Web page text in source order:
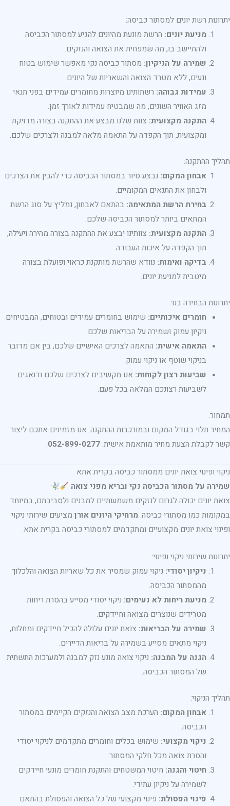
יתרונות רשת יונים למסתור כביסה:
מניעת יונים: הרשת מונעת מהיונים להגיע למסתור הכביסה
ולהתיישב בו, מה שמפחית את הצואה והנזקים.
שמירה על הניקיון: מסתור כביסה נקי מאפשר שימוש בטוח
ונעים, ללא מטרד הצואה והשאריות של היונים.
עמידות גבוהה: רשתותינו מיוצרות מחומרים עמידים בפני תנאי
מזג האוויר השונים, מה שמבטיח עמידות לאורך זמן.
התקנה מקצועית: צוות שלנו מבצע את ההתקנה בצורה מדויקת
ומקצועית, תוך הקפדה על התאמה מלאה למבנה ולצרכים שלכם.
תהליך ההתקנה:
אבחון המקום: נבצע סיור במסתור הכביסה כדי להבין את הצרכים
ולבחון את התנאים המקומיים.
בחירת הרשת המתאימה: בהתאם לאבחון, נמליץ על סוג הרשת
המתאים ביותר למסתור הכביסה שלכם.
התקנה מקצועית: צוותינו יבצע את ההתקנה בצורה מהירה ויעילה,
תוך הקפדה על איכות העבודה.
בדיקה ואימות: נוודא שהרשת מותקנת כראוי ופועלת בצורה
מיטבית למניעת יונים.
יתרונות הבחירה בנו:
חומרים איכותיים: שימוש בחומרים עמידים ובטוחים, המבטיחים
ניקיון עמוק ושמירה על הבריאות שלכם.
התאמה אישית: התאמה לצרכים האישיים שלכם, בין אם מדובר
בניקוי שוטף או ניקוי עמוק.
שביעות רצון לקוחות: אנו מקשיבים לצרכים שלכם ודואגים
לשביעות רצונכם המלאה בכל פעם.
תמחור:
המחיר תלוי בגודל המקום ובמורכבות ההתקנה. אנו מזמינים אתכם ליצור
קשר לקבלת הצעת מחיר מותאמת אישית: 052-899-0277
.
ניקוי ופינוי צואת יונים ממסתור כביסה בקרית אתא
שמירה על מסתור הכביסה נקי ובריא מפני צואה
צואת יונים יכולה לגרום לנזקים משמעותיים למבנים ולסביבתם, במיוחד
במקומות כמו מסתורי כביסה. מרחיקי היונים אורן מציעים שירותי ניקוי
ופינוי צואת יונים מקצועיים ומתקדמים למסתורי כביסה בקרית אתא.
יתרונות שירותי ניקוי ופינוי:
ניקיון יסודי: ניקוי עמוק שמסיר את כל שאריות הצואה והלכלוך
מהמסתור הכביסה.
מניעת ריחות לא נעימים: ניקוי יסודי מסייע בהסרת ריחות
מטרידים שנוצרים מצואה וחיידקים.
שמירה על הבריאות: צואת יונים עלולה להכיל חיידקים ומחלות,
ניקוי מתאים מסייע בשמירה על בריאות הדיירים.
הגנה על המבנה: ניקוי צואה מונע נזק למבנה ולמערכות התשתית
של המסתור הכביסה.
תהליך הניקוי:
אבחון המקום: הערכת מצב הצואה והנזקים הקיימים במסתור
הכביסה.
ניקוי מקצועי: שימוש בכלים וחומרים מתקדמים לניקוי יסודי
והסרת צואה מכל חלקי המסתור.
חיטוי והגנה: חיטוי המשטחים והתקנת חומרים מונעי חיידקים
לשמירה על ניקיון עתידי.
פינוי הפסולת: פינוי מקצועי של כל הצואה והפסולת בהתאם